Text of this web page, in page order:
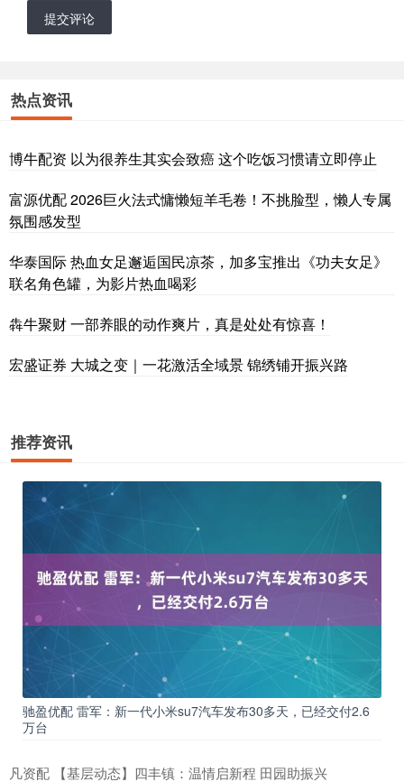
提交评论
热点资讯
博牛配资 以为很养生其实会致癌 这个吃饭习惯请立即停止
富源优配 2026巨火法式慵懒短羊毛卷！不挑脸型，懒人专属
氛围感发型
华泰国际 热血女足邂逅国民凉茶，加多宝推出《功夫女足》
联名角色罐，为影片热血喝彩
犇牛聚财 一部养眼的动作爽片，真是处处有惊喜！
宏盛证券 大城之变｜一花激活全域景 锦绣铺开振兴路
推荐资讯
驰盈优配 雷军：新一代小米su7汽车发布30多天，已经交付2.6
万台
凡资配 【基层动态】四丰镇：温情启新程 田园助振兴